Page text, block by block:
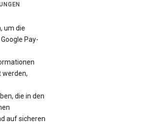
um die
Pay-
werden,
die in den
auf sicheren